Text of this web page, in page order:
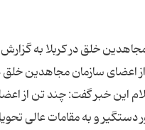
خلق در كربلا به
اعضای سازمان مجاهدین
دستگیر و به مقامات عالی